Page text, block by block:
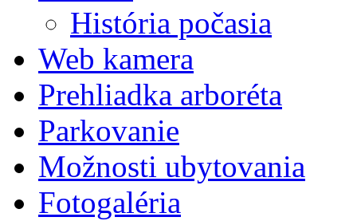
História počasia
Web kamera
Prehliadka arboréta
Parkovanie
Možnosti ubytovania
Fotogaléria